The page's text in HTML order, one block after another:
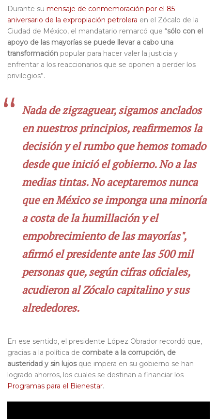
Durante su mensaje de conmemoración por el 85
aniversario de la expropiación petrolera en el Zócalo de la
Ciudad de México, el mandatario remarcó que “sólo con el
apoyo de las mayorías se puede llevar a cabo una
transformación popular para hacer valer la justicia y
enfrentar a los reaccionarios que se oponen a perder los
privilegios”.
Nada de zigzaguear, sigamos anclados
en nuestros principios, reafirmemos la
decisión y el rumbo que hemos tomado
desde que inició el gobierno. No a las
medias tintas. No aceptaremos nunca
que en México se imponga una minoría
a costa de la humillación y el
empobrecimiento de las mayorías",
afirmó el presidente ante las 500 mil
personas que, según cifras oficiales,
acudieron al Zócalo capitalino y sus
alrededores.
En ese sentido, el presidente López Obrador recordó que,
gracias a la política de combate a la corrupción, de
austeridad y sin lujosque impera en su gobierno se han
logrado ahorros, los cuales se destinan a financiar los
Programas para el Bienestar.